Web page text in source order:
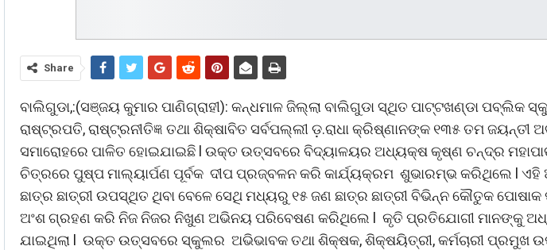
Share
ବାଲିଗୁଡା,:(ସଞ୍ଜୟ କୁମାର ପାଣିଗ୍ରାହୀ): କନ୍ଧମାଳ ଜିଲ୍ଲା ବାଲିଗୁଡା ସ୍ଥିତ ପାଟ୍ଟଖଣ୍ଡା ପବ୍ଲିକ
ରାଷ୍ଟ୍ରପତି, ରାଷ୍ଟ୍ରନୀତିଜ୍ଞ ତଥା ଶିକ୍ଷାବିତ ସର୍ବପଲ୍ଲୀ ଡ଼.ରାଧା କ୍ରିଷ୍ଣାନଙ୍କ ୧୩୫ ତମ
ସମାରୋହରେ ପାଳିତ ହୋଇଯାଇଛି l ଉକ୍ତ ଉତ୍ସବରେ ବିଦ୍ୟାଳୟର ଅଧ୍ୟକ୍ଷ କୃଷ୍ଣ ଚନ୍ଦ୍ର
ଚିତ୍ରରେ ପୁଷ୍ପ ମାଲ୍ୟାର୍ପଣ ପୂର୍ବକ ଦୀପ ପ୍ରଜ୍ବଳନ କରି କାର୍ଯ୍ୟକ୍ରମ ଶୁଭାରମ୍ଭ କରିଥିଲେ l
ଛାତ୍ର ଛାତ୍ରୀ ଉପସ୍ଥିତ ଥିବା ବେଳେ ସେଥି ମଧ୍ୟରୁ ୧୫ ଜଣ ଛାତ୍ର ଛାତ୍ରୀ ବିଭିନ୍ନ କୌତୁକ
ଅଂଶ ଗ୍ରହଣ କରି ନିଜ ନିଜର ନିଖୁଣ ଅଭିନୟ ପରିବେଷଣ କରିଥିଲେ l କୃତି ପ୍ରତିଯୋଗୀ ମାନଙ୍କୁ
ଯାଇଥିଲା l ଉକ୍ତ ଉତ୍ସବରେ ସ୍କୁଲର ଅଭିଭାବକ ତଥା ଶିକ୍ଷକ, ଶିକ୍ଷୟିତ୍ରୀ, କର୍ମଚାରୀ ପ୍ରମୁଖ